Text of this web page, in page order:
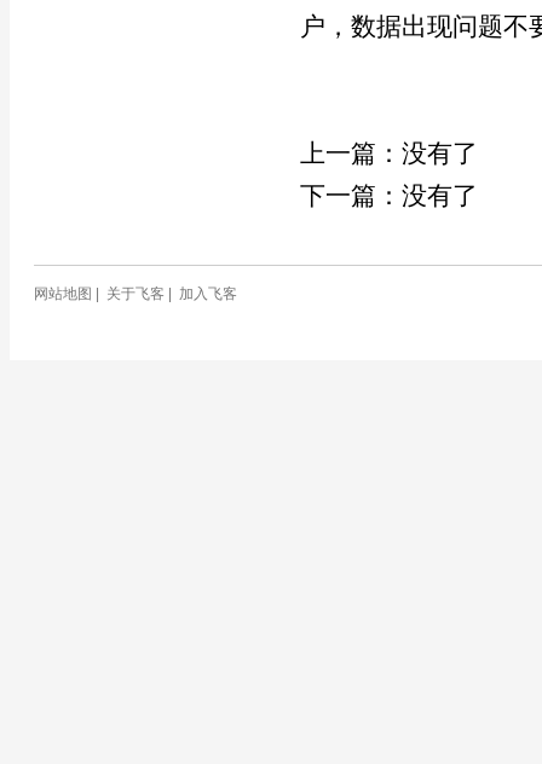
户，数据出现问题
上一篇：没有了
下一篇：没有了
网站地图 关于飞客 加入飞客